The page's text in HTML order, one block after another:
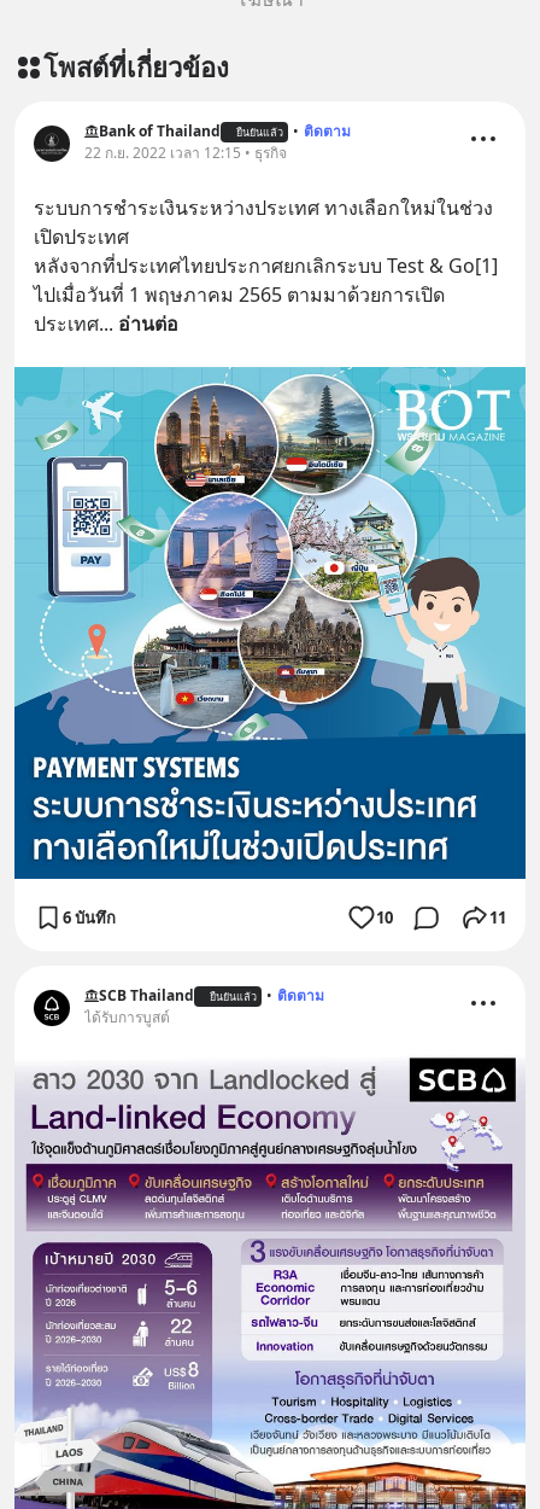
โพสต์ที่เกี่ยวข้อง
Bank of Thailand ยืนยันแล้ว • ติดตาม
22 ก.ย. 2022 เวลา 12:15 • ธุรกิจ
ระบบการชำระเงินระหว่างประเทศ ทางเลือกใหม่ในช่วง
เปิดประเทศ
หลังจากที่ประเทศไทยประกาศยกเลิกระบบ Test & Go[1]
ไปเมื่อวันที่ 1 พฤษภาคม 2565 ตามมาด้วยการเปิด
ประเทศ... อ่านต่อ
6 บันทึก 10 11
SCB Thailand ยืนยันแล้ว • ติดตาม
ได้รับการบูสต์